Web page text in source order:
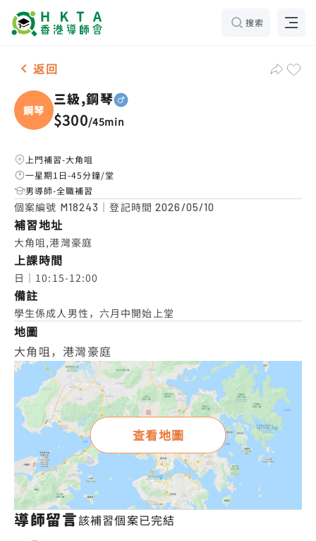
搜索
男-1名 三級,鋼琴，大角咀 補習推介
返回
鋼琴
三級,鋼琴
$300/45min
上門補習-大角咀
一星期1日-45分鐘/堂
男導師-全職補習
個案編號 M18243 ｜登記時間2026/05/10
補習地址
大角咀,港灣豪庭
上課時間
日｜10:15-12:00
備註
學生係成人男性，六月中開始上堂
地圖
大角咀，港灣豪庭
查看地圖
導師留言該補習個案已完結